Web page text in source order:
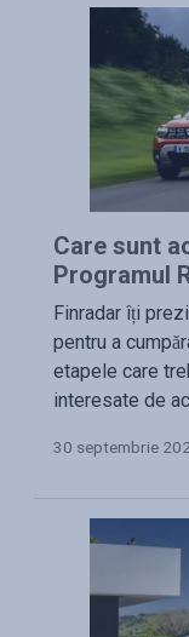
Care sunt
Programul
Finradar îți
pentru a
etapele care
interesate de
30 septembrie